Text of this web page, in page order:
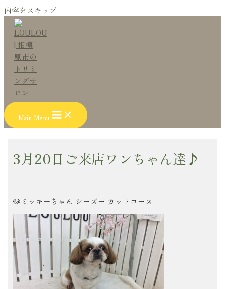
内容をスキップ
Main Menu
3月20日ご来店ワンちゃん達♪
🐶ミッキーちゃん シーズー カットコース